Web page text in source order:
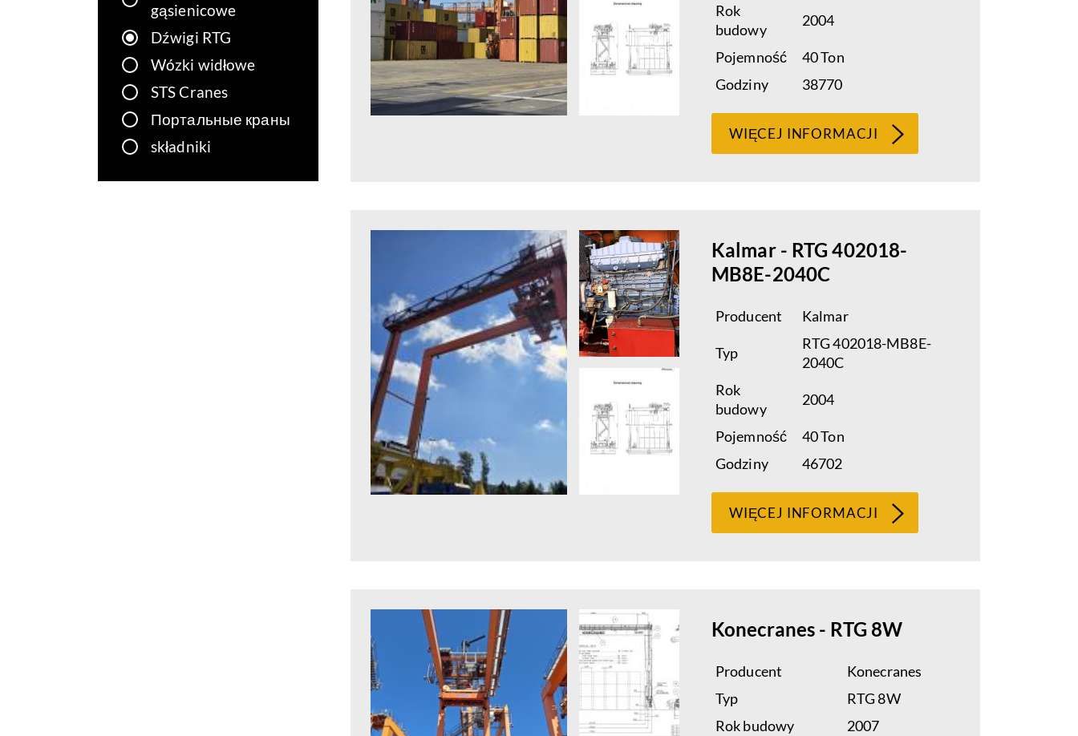
gąsienicowe
Dźwigi RTG
Wózki widłowe
STS Cranes
Портальные краны
składniki
Rok
budowy
2004
Pojemność
40 Ton
Godziny
38770
WIĘCEJ INFORMACJI
Kalmar - RTG 402018-
MB8E-2040C
Producent Kalmar
Typ
RTG 402018-MB8E-
2040C
Rok
budowy
2004
Pojemność
40 Ton
Godziny
46702
WIĘCEJ INFORMACJI
Konecranes - RTG 8W
Producent
Konecranes
Typ
RTG 8W
Rok budowy
2007